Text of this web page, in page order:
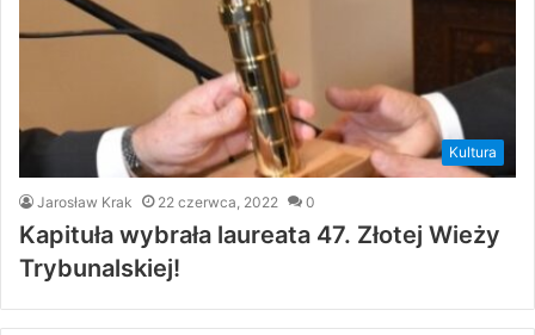
Kultura
Jarosław Krak 22 czerwca, 2022 0
Kapituła wybrała laureata 47. Złotej Wieży
Trybunalskiej!